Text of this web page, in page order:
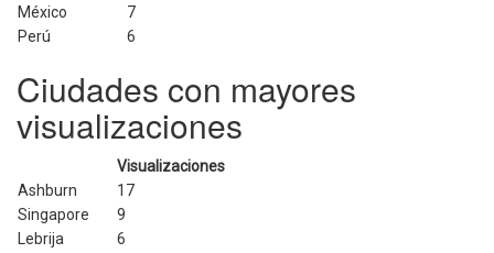
México
7
Perú
6
Ciudades con mayores
visualizaciones
Visualizaciones
Ashburn
17
Singapore
9
Lebrija
6